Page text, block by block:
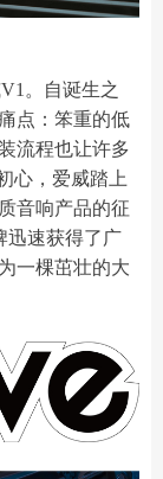
。自诞生之
点：笨重的低
流程也让许多
心，爱威踏上
音响产品的征
迅速获得了广
一棵茁壮的大